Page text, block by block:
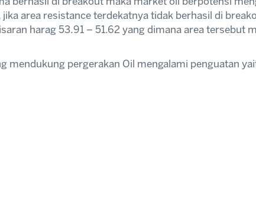
berhasil di breakout maka market oil berpotensi
area resistance terdekatnya tidak berhasil di
harag 53.91 – 51.62 yang dimana area tersebut
mendukung pergerakan Oil mengalami penguatan